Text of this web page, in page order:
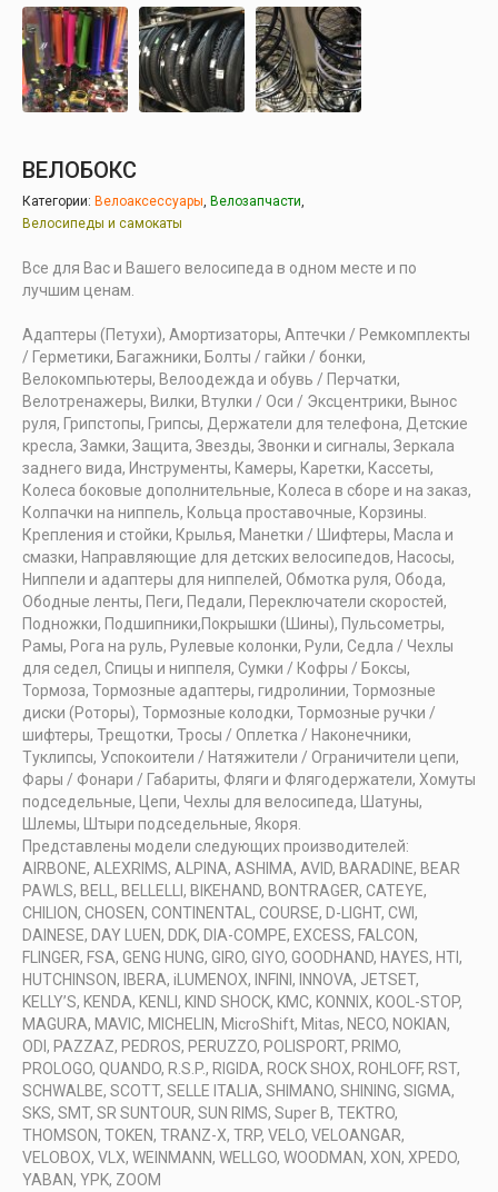
ВЕЛОБОКС
Категории: Велоаксессуары Велозапчасти
Велосипеды и самокаты
Все для Вас и Вашего велосипеда в одном месте и по
лучшим ценам.
Адаптеры (Петухи), Амортизаторы, Аптечки / Ремкомплекты
/ Герметики, Багажники, Болты / гайки / бонки,
Велокомпьютеры, Велоодежда и обувь / Перчатки,
Велотренажеры, Вилки, Втулки / Оси / Эксцентрики, Вынос
руля, Грипстопы, Грипсы, Держатели для телефона, Детские
кресла, Замки, Защита, Звезды, Звонки и сигналы, Зеркала
заднего вида, Инструменты, Камеры, Каретки, Кассеты,
Колеса боковые дополнительные, Колеса в сборе и на заказ,
Колпачки на ниппель, Кольца проставочные, Корзины.
Крепления и стойки, Крылья, Манетки / Шифтеры, Масла и
смазки, Направляющие для детских велосипедов, Насосы,
Ниппели и адаптеры для ниппелей, Обмотка руля, Обода,
Ободные ленты, Пеги, Педали, Переключатели скоростей,
Подножки, Подшипники,Покрышки (Шины), Пульсометры,
Рамы, Рога на руль, Рулевые колонки, Рули, Седла / Чехлы
для седел, Спицы и ниппеля, Сумки / Кофры / Боксы,
Тормоза, Тормозные адаптеры, гидролинии, Тормозные
диски (Роторы), Тормозные колодки, Тормозные ручки /
шифтеры, Трещотки, Тросы / Оплетка / Наконечники,
Туклипсы, Успокоители / Натяжители / Ограничители цепи,
Фары / Фонари / Габариты, Фляги и Флягодержатели, Хомуты
подседельные, Цепи, Чехлы для велосипеда, Шатуны,
Шлемы, Штыри подседельные, Якоря.
Представлены модели следующих производителей:
AIRBONE, ALEXRIMS, ALPINA, ASHIMA, AVID, BARADINE, BEAR
PAWLS, BELL, BELLELLI, BIKEHAND, BONTRAGER, CATEYE,
CHILION, CHOSEN, CONTINENTAL, COURSE, D-LIGHT, CWI,
DAINESE, DAY LUEN, DDK, DIA-COMPE, EXCESS, FALCON,
FLINGER, FSA, GENG HUNG, GIRO, GIYO, GOODHAND, HAYES, HTI,
HUTCHINSON, IBERA, iLUMENOX, INFINI, INNOVA, JETSET,
KELLY’S, KENDA, KENLI, KIND SHOCK, KMC, KONNIX, KOOL-STOP,
MAGURA, MAVIC, MICHELIN, MicroShift, Mitas, NECO, NOKIAN,
ODI, PAZZAZ, PEDROS, PERUZZO, POLISPORT, PRIMO,
PROLOGO, QUANDO, R.S.P., RIGIDA, ROCK SHOX, ROHLOFF, RST,
SCHWALBE, SCOTT, SELLE ITALIA, SHIMANO, SHINING, SIGMA,
SKS, SMT, SR SUNTOUR, SUN RIMS, Super B, TEKTRO,
THOMSON, TOKEN, TRANZ-X, TRP, VELO, VELOANGAR,
VELOBOX, VLX, WEINMANN, WELLGO, WOODMAN, XON, XPEDO,
YABAN, YPK, ZOOM